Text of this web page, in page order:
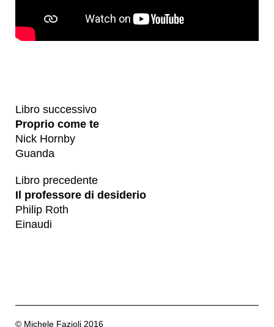
Libro successivo
Proprio come te
Nick Hornby
Guanda
Libro precedente
Il professore di desiderio
Philip Roth
Einaudi
© Michele Fazioli 2016